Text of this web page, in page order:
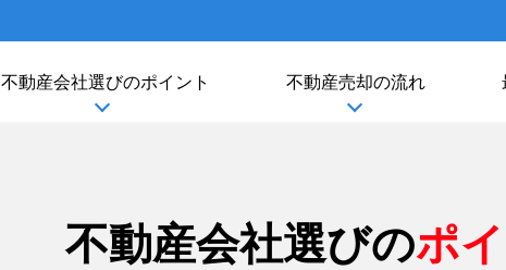
不動産会社選びのポイント 不動産売却の流れ
不動産会社選びのポ